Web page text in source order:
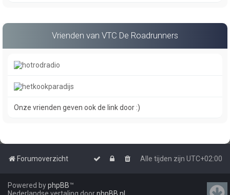
Vrienden van VTC De Roadrunners
Onze vrienden geven ook de link door :)
Forumoverzicht Alle tijden zijn UTC+02:00
Powered byphpBB™